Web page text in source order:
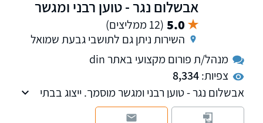
אבשלום נגר - טוען רבני ומגשר
5.0 (12 ממליצים)
השירות ניתן גם לתושבי גבעת שמואל
מנהל/ת פורום מקצועי באתר din
צפיות:8,334
אבשלום נגר - טוען רבני ומגשר מוסמך. ייצוג בבתי
הדין הרבניים, גישור בענייני משפחה ובנושאים